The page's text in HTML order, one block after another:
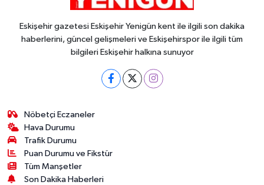
Eskişehir gazetesi Eskişehir Yenigün kent ile ilgili son dakika
haberlerini, güncel gelişmeleri ve Eskişehirspor ile ilgili tüm
bilgileri Eskişehir halkına sunuyor
Nöbetçi Eczaneler
Hava Durumu
Trafik Durumu
Puan Durumu ve Fikstür
Tüm Manşetler
Son Dakika Haberleri